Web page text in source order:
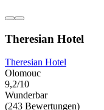
Theresian Hotel
Theresian Hotel
Olomouc
9,2/10
Wunderbar
(243 Bewertungen)